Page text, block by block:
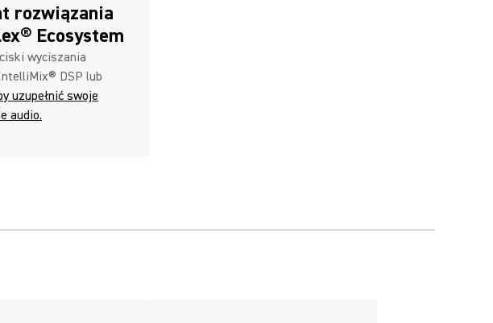
rozwiązania
Ecosystem
wyciszania
DSP lub
uzupełnić swoje
audio.